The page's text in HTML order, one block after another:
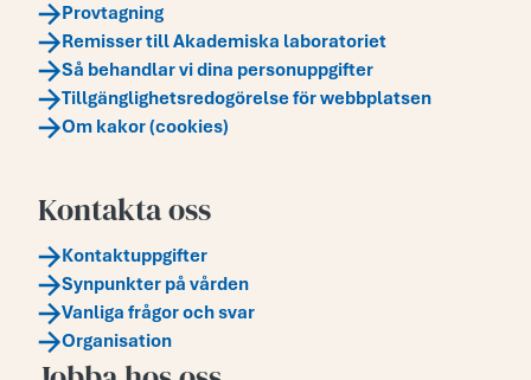
Provtagning
Remisser till Akademiska laboratoriet
Så behandlar vi dina personuppgifter
Tillgänglighetsredogörelse för webbplatsen
Om kakor (cookies)
Kontakta oss
Kontaktuppgifter
Synpunkter på vården
Vanliga frågor och svar
Organisation